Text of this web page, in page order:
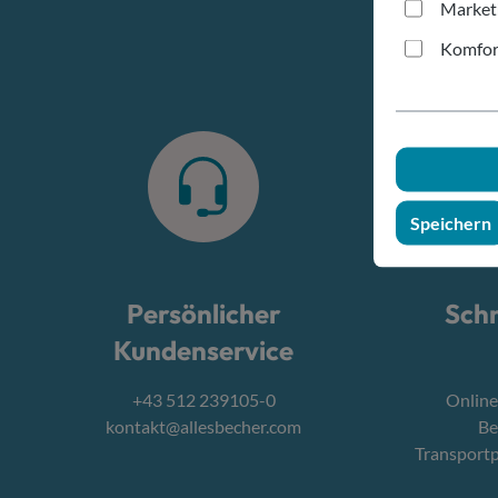
Persönlicher
Kundenservice
+43 512 239105-0
kontakt@allesbecher.com
Speichern